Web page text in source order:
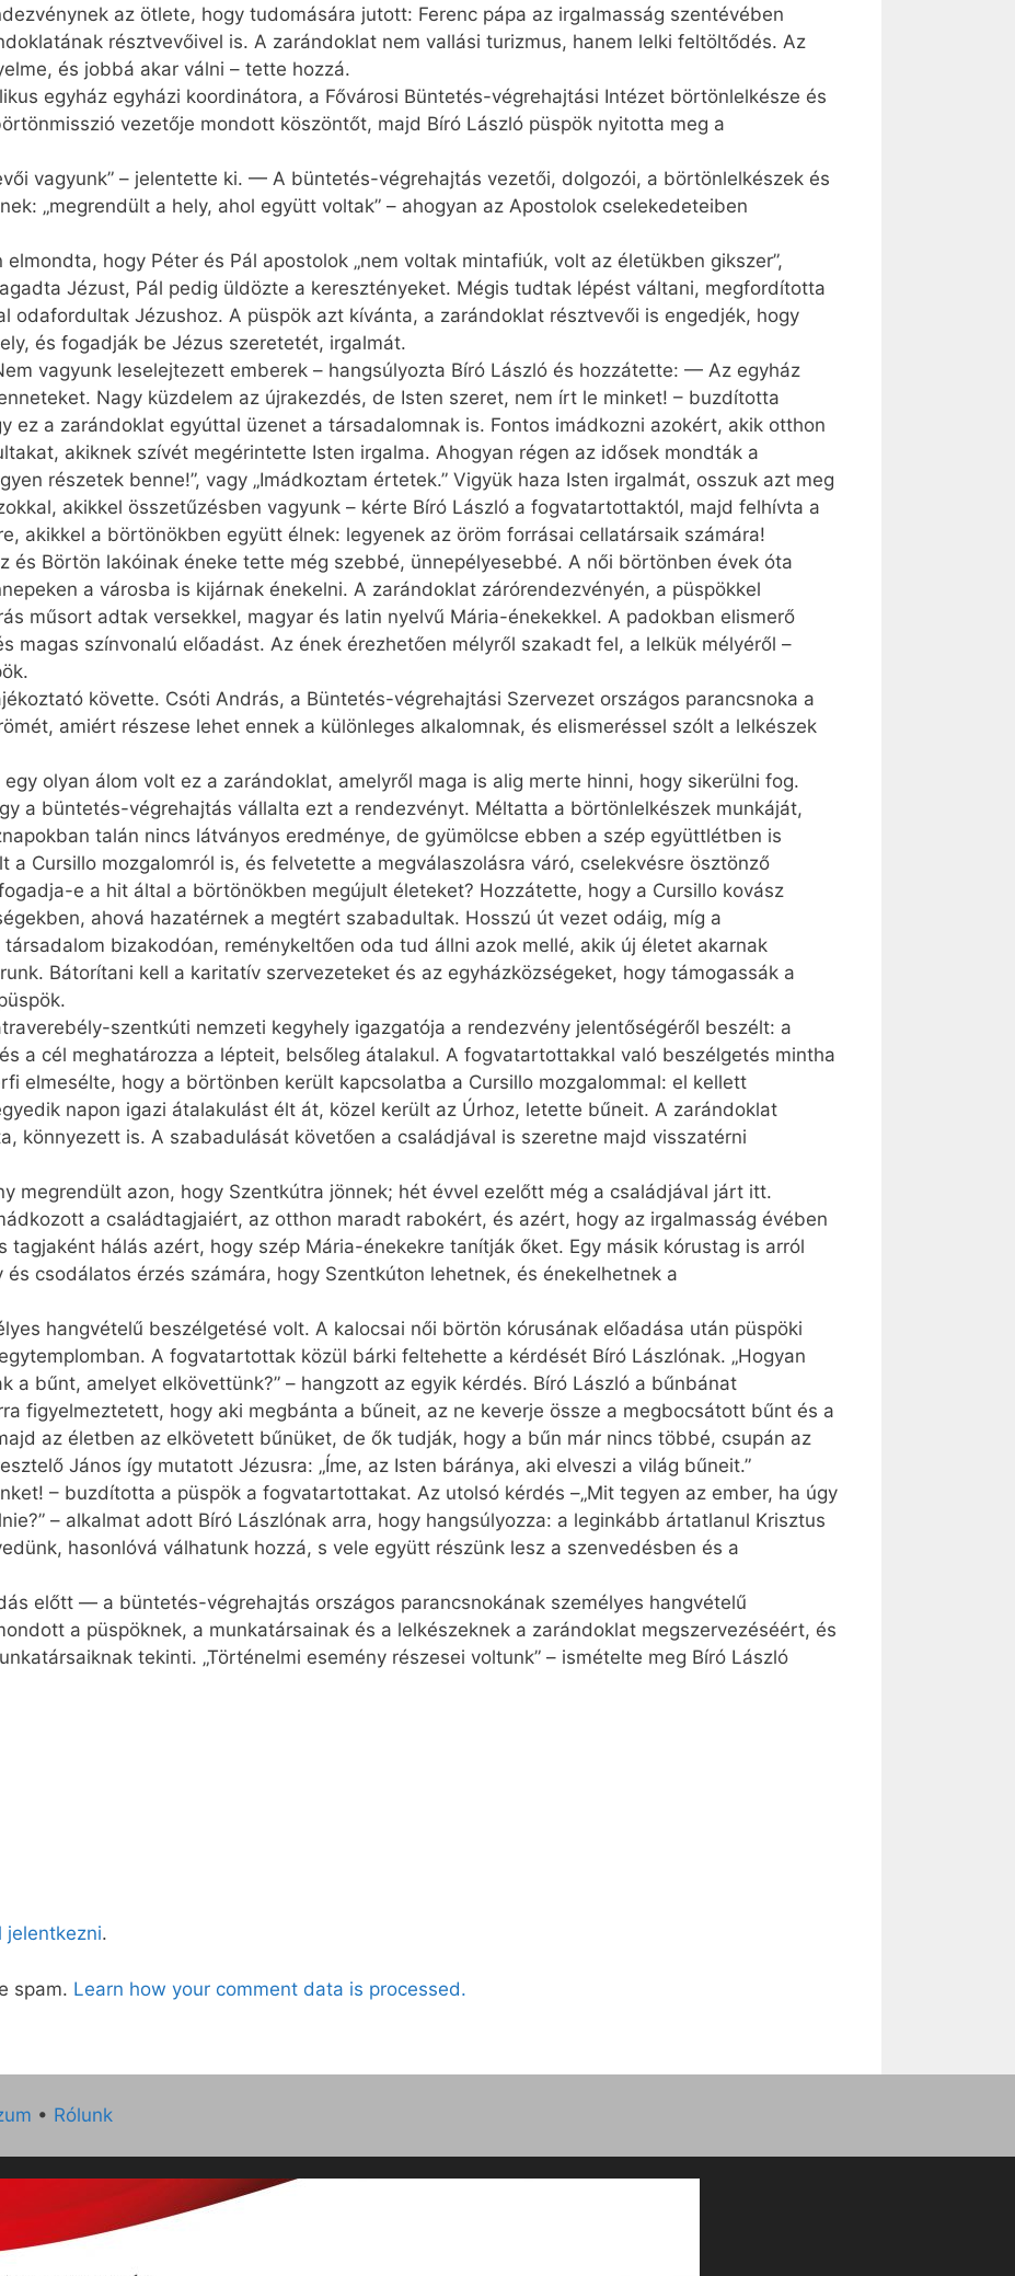
az ötlete, hogy tudomására jutott: Ferenc pápa az irgalmasság szentévében
résztvevőivel is. A zarándoklat nem vallási turizmus, hanem lelki feltöltődés. Az
és jobbá akar válni – tette hozzá.
egyház egyházi koordinátora, a Fővárosi Büntetés-végrehajtási Intézet börtönlelkésze és
vezetője mondott köszöntőt, majd Bíró László püspök nyitotta meg a
vagyunk” – jelentette ki. — A büntetés-végrehajtás vezetői, dolgozói, a börtönlelkészek és
„megrendült a hely, ahol együtt voltak” – ahogyan az Apostolok cselekedeteiben
hogy Péter és Pál apostolok „nem voltak mintafiúk, volt az életükben gikszer”,
Jézust, Pál pedig üldözte a keresztényeket. Mégis tudtak lépést váltani, megfordította
odafordultak Jézushoz. A püspök azt kívánta, a zarándoklat résztvevői is engedjék, hogy
és fogadják be Jézus szeretetét, irgalmát.
vagyunk leselejtezett emberek – hangsúlyozta Bíró László és hozzátette: — Az egyház
Nagy küzdelem az újrakezdés, de Isten szeret, nem írt le minket! – buzdította
ez a zarándoklat egyúttal üzenet a társadalomnak is. Fontos imádkozni azokért, akik otthon
akiknek szívét megérintette Isten irgalma. Ahogyan régen az idősek mondták a
részetek benne!”, vagy „Imádkoztam értetek.” Vigyük haza Isten irgalmát, osszuk azt meg
akikkel összetűzésben vagyunk – kérte Bíró László a fogvatartottaktól, majd felhívta a
akikkel a börtönökben együtt élnek: legyenek az öröm forrásai cellatársaik számára!
és Börtön lakóinak éneke tette még szebbé, ünnepélyesebbé. A női börtönben évek óta
a városba is kijárnak énekelni. A zarándoklat zárórendezvényén, a püspökkel
műsort adtak versekkel, magyar és latin nyelvű Mária-énekekkel. A padokban elismerő
magas színvonalú előadást. Az ének érezhetően mélyről szakadt fel, a lelkük mélyéről –
követte. Csóti András, a Büntetés-végrehajtási Szervezet országos parancsnoka a
amiért részese lehet ennek a különleges alkalomnak, és elismeréssel szólt a lelkészek
olyan álom volt ez a zarándoklat, amelyről maga is alig merte hinni, hogy sikerülni fog.
a büntetés-végrehajtás vállalta ezt a rendezvényt. Méltatta a börtönlelkészek munkáját,
talán nincs látványos eredménye, de gyümölcse ebben a szép együttlétben is
a Cursillo mozgalomról is, és felvetette a megválaszolásra váró, cselekvésre ösztönző
e a hit által a börtönökben megújult életeket? Hozzátette, hogy a Cursillo kovász
ahová hazatérnek a megtért szabadultak. Hosszú út vezet odáig, míg a
bizakodóan, reménykeltően oda tud állni azok mellé, akik új életet akarnak
Bátorítani kell a karitatív szervezeteket és az egyházközségeket, hogy támogassák a
szentkúti nemzeti kegyhely igazgatója a rendezvény jelentőségéről beszélt: a
a cél meghatározza a lépteit, belsőleg átalakul. A fogvatartottakkal való beszélgetés mintha
elmesélte, hogy a börtönben került kapcsolatba a Cursillo mozgalommal: el kellett
napon igazi átalakulást élt át, közel került az Úrhoz, letette bűneit. A zarándoklat
könnyezett is. A szabadulását követően a családjával is szeretne majd visszatérni
megrendült azon, hogy Szentkútra jönnek; hét évvel ezelőtt még a családjával járt itt.
a családtagjaiért, az otthon maradt rabokért, és azért, hogy az irgalmasság évében
tagjaként hálás azért, hogy szép Mária-énekekre tanítják őket. Egy másik kórustag is arról
csodálatos érzés számára, hogy Szentkúton lehetnek, és énekelhetnek a
hangvételű beszélgetésé volt. A kalocsai női börtön kórusának előadása után püspöki
A fogvatartottak közül bárki feltehette a kérdését Bíró Lászlónak. „Hogyan
a bűnt, amelyet elkövettünk?” – hangzott az egyik kérdés. Bíró László a bűnbánat
figyelmeztetett, hogy aki megbánta a bűneit, az ne keverje össze a megbocsátott bűnt és a
az életben az elkövetett bűnüket, de ők tudják, hogy a bűn már nincs többé, csupán az
János így mutatott Jézusra: „Íme, az Isten báránya, aki elveszi a világ bűneit.”
– buzdította a püspök a fogvatartottakat. Az utolsó kérdés –„Mit tegyen az ember, ha úgy
– alkalmat adott Bíró Lászlónak arra, hogy hangsúlyozza: a leginkább ártatlanul Krisztus
hasonlóvá válhatunk hozzá, s vele együtt részünk lesz a szenvedésben és a
előtt — a büntetés-végrehajtás országos parancsnokának személyes hangvételű
a püspöknek, a munkatársainak és a lelkészeknek a zarándoklat megszervezéséért, és
tekinti. „Történelmi esemény részesei voltunk” – ismételte meg Bíró László
jelentkezni.
spam. Learn how your comment data is processed.
• Rólunk